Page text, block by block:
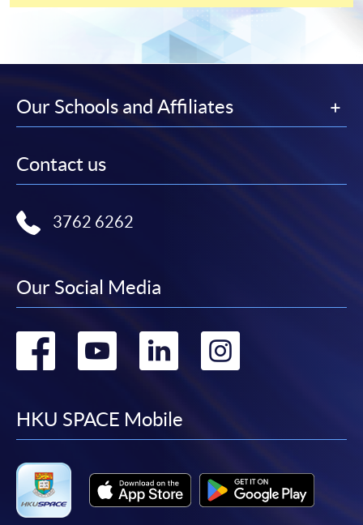
中指定所須文件(如學歷證明)。系統只支援doc,
docx, jpg 和pdf格式之附件。
繳費靈網上服務
Mastercard卡」）繳付學費。
月免息分期付款優惠，必須親臨本學院設有報名服務的教
學中心作付款安排。
申請/報讀指南 :
-短期課程
-個別學歷頒授課程
Our Schools and Affiliates
Contact us
3762 6262
Our Social Media
Go
facebook
Go
youtube
Go
linkedin
Go
HKU SPACE Mobile